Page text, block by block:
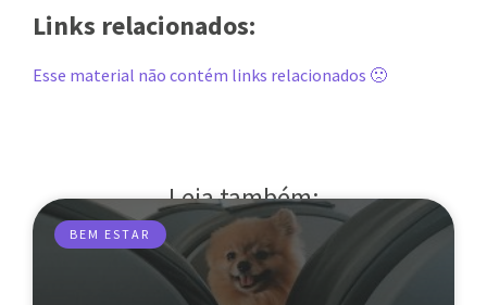
Links relacionados:
Esse material não contém links relacionados 🙁
Leia também:
BEM ESTAR